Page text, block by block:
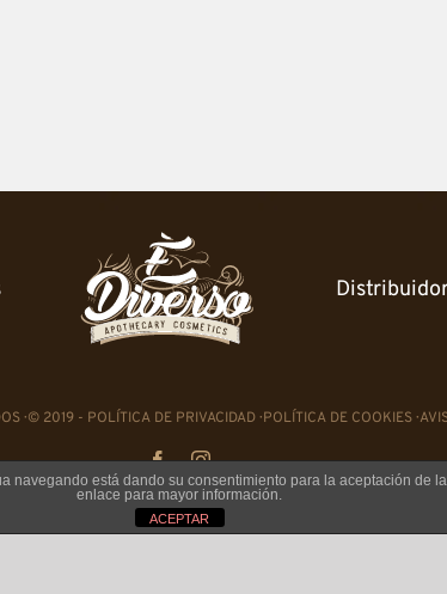
· © 2019 - POLÍTICA DE PRIVACIDAD·POLÍTICA DE COOKIES·
FacebookInstagram
navegando está dando su consentimiento para la aceptación de
enlace para mayor información.
ACEPTAR